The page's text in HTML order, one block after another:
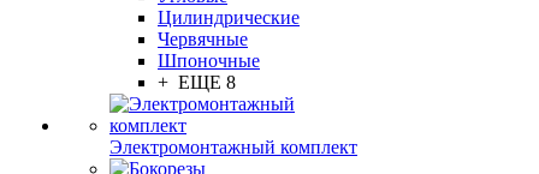
Цилиндрические
Червячные
Шпоночные
+ ЕЩЕ 8
Электромонтажный комплект